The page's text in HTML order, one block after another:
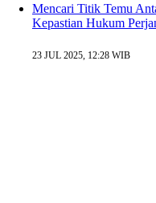
Mencari Titik Temu
Kepastian Hukum
23 JUL 2025, 12:28 WIB